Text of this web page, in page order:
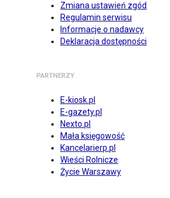
Zmiana ustawień zgód
Regulamin serwisu
Informacje o nadawcy
Deklaracja dostępności
PARTNERZY
E-kiosk.pl
E-gazety.pl
Nexto.pl
Mała księgowość
Kancelarierp.pl
Wieści Rolnicze
Życie Warszawy